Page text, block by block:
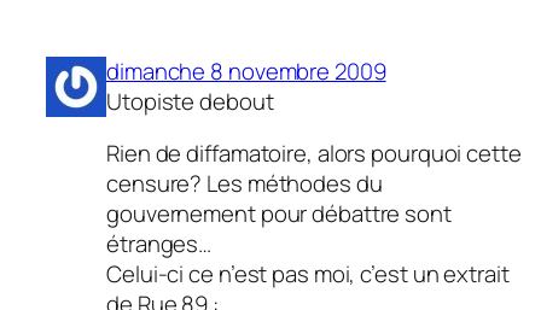
dimanche 8 novembre 2009
Utopiste debout
Rien de diffamatoire, alors pourquoi cette
censure? Les méthodes du
gouvernement pour débattre sont
étranges…
Celui-ci ce n’est pas moi, c’est un extrait